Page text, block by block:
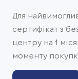
Для
сертифікат з
центру на 1
моменту